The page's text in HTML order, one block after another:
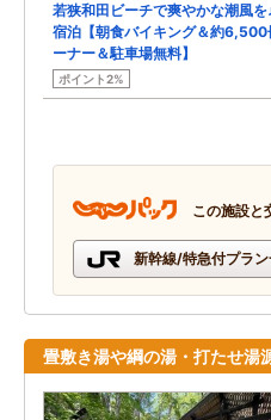
若狭和田ビーチで爽やかな潮風
宿泊【朝食バイキング＆約6,500
ーナー＆駐車場無料】
ポイント2%
この施設と
新幹線/特急付プラ
畳敷き湯や綱の湯・打たせ湯